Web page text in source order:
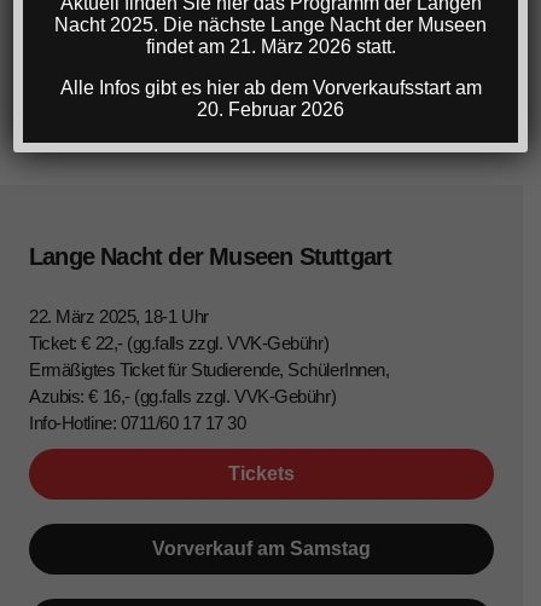
Lange Nacht der Museen Stuttgart
22. März 2025, 18-1 Uhr
Ticket: € 22,- (gg.falls zzgl. VVK-Gebühr)
Ermäßigtes Ticket für Studierende, SchülerInnen,
Azubis: € 16,- (gg.falls zzgl. VVK-Gebühr)
Info-Hotline: 0711/60 17 17 30
Tickets
Vorverkauf am Samstag
Nacht 2025. Die nächste Lange Nacht der Museen
findet am 21. März 2026 statt.
Alle Infos gibt es hier ab dem Vorverkaufsstart am
20. Februar 2026